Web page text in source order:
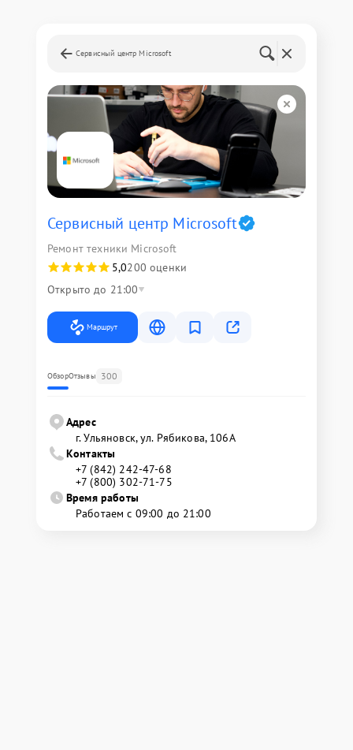
Сервисный центр Microsoft
Сервисный центр Microsoft
Ремонт техники Microsoft
5,0200 оценки
Открыто до 21:00
Маршрут
ОбзорОтзывы 300
Адрес
г. Ульяновск, ул. Рябикова, 106А
Контакты
+7 (842) 242-47-68
+7 (800) 302-71-75
Время работы
Работаем с 09:00 до 21:00